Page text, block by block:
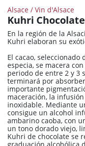
Alsace / Vin d'Alsace
Kuhri Chocolate
En la región de la
Kuhri elaboran su
El cacao,
especia, se macera
periodo de entre 2 y 3
terminará por
importante
maceración, la
inoxidable. Mediante
consigue un alcohol
ambarino caoba, con
un tono dorado viejo,
Kuhri de chocolate se